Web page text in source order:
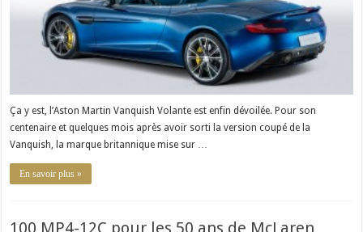
Ça y est, l’Aston Martin Vanquish Volante est enfin dévoilée. Pour son
centenaire et quelques mois après avoir sorti la version coupé de la
Vanquish, la marque britannique mise sur …
En savoir plus »